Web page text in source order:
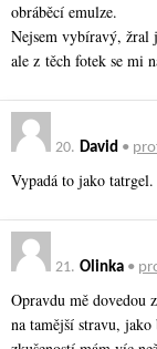
obráběcí emulze.
Nejsem vybíravý, žral
ale z těch fotek se mi
20. David •
Vypadá to jako
21. Olinka •
Opravdu mě dovedou
na tamější stravu,